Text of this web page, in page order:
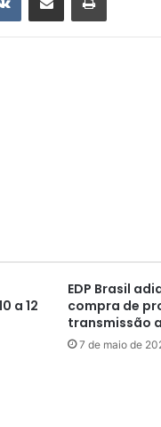
a 12
EDP Brasil
compra de
transmissão
7 de maio de